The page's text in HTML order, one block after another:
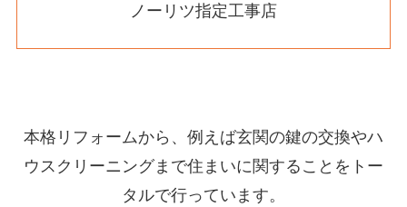
ノーリツ指定工事店
本格リフォームから、例えば玄関の鍵の交換やハ
ウスクリーニングまで住まいに関することをトー
タルで行っています。